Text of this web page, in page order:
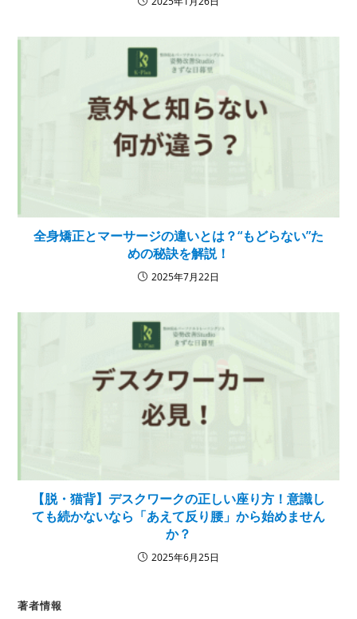
全身矯正とマーサージの違いとは？“もどらない”た
めの秘訣を解説！
2025年7月22日
【脱・猫背】デスクワークの正しい座り方！意識し
ても続かないなら「あえて反り腰」から始めません
か？
2025年6月25日
著者情報